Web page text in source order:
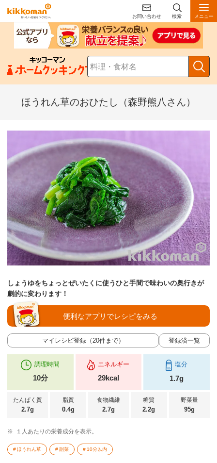
お問い合わせ 検索 メニュー
ほうれん草のおひたし（森野熊八さん）
しょうゆをちょっとぜいたくに使うひと手間で味わいの奥行きが
劇的に変わります！
マイレシピ登録（20件まで） 登録済一覧
便利なアプリでレシピをみる
調理時間
10分
エネルギー
29kcal
塩分
1.7g
たんぱく質
2.7g
脂質
0.4g
食物繊維
2.7g
糖質
2.2g
野菜量
95g
※ １人あたりの栄養成分を表示。
ほうれん草 副菜 10分以内